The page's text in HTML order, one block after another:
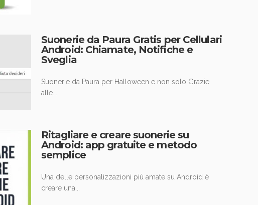
Suonerie da Paura Gratis per Cellulari
Android: Chiamate, Notifiche e
Sveglia
Suonerie da Paura per Halloween e non solo Grazie
alle...
Ritagliare e creare suonerie su
Android: app gratuite e metodo
semplice
Una delle personalizzazioni più amate su Android è
creare una...